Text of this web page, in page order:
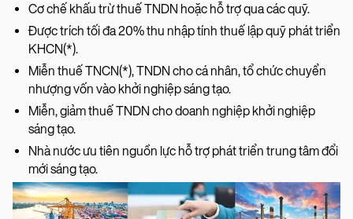
Cơ chế khấu trừ thuế TNDN hoặc hỗ trợ qua các quỹ.
Được trích tối đa 20% thu nhập tính thuế lập quỹ phát triển
KHCN(*).
Miễn thuế TNCN(*), TNDN cho cá nhân, tổ chức chuyển
nhượng vốn vào khởi nghiệp sáng tạo.
Miễn, giảm thuế TNDN cho doanh nghiệp khởi nghiệp
sáng tạo.
Nhà nước ưu tiên nguồn lực hỗ trợ phát triển trung tâm đổi
mới sáng tạo.